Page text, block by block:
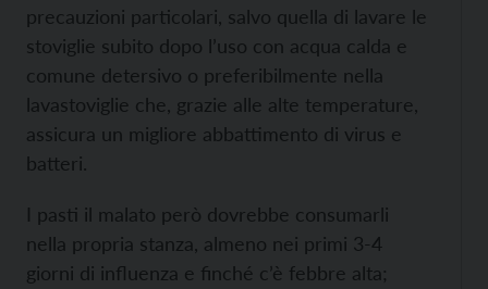
precauzioni particolari, salvo quella di lavare le
stoviglie subito dopo l’uso con acqua calda e
comune detersivo o preferibilmente nella
lavastoviglie che, grazie alle alte temperature,
assicura un migliore abbattimento di virus e
batteri.
I pasti il malato però dovrebbe consumarli
nella propria stanza, almeno nei primi 3-4
giorni di influenza e finché c’è febbre alta;